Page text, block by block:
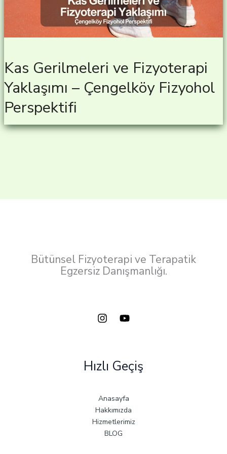
Kas Gerilmeleri ve Fizyoterapi
Yaklaşımı – Çengelköy Fizyohol
Perspektifi
Bütünsel Fizyoterapi ve Terapatik
Egzersiz Danışmanlığı.
Hızlı Geçiş
Anasayfa
Hakkımızda
Hizmetlerimiz
BLOG